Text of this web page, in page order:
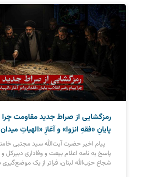
رمزگشایی از صراط جدید مقاومت چرا
پایانِ «فقهِ انزوا» و آغازِ «الهیاتِ
پیام اخیر حضرت آیت‌الله سید مجتبی
پاسخ به نامه اعلام بیعت و وفاداری دبیرکل
شجاع حزب‌الله لبنان، فراتر از یک موضع‌گیری